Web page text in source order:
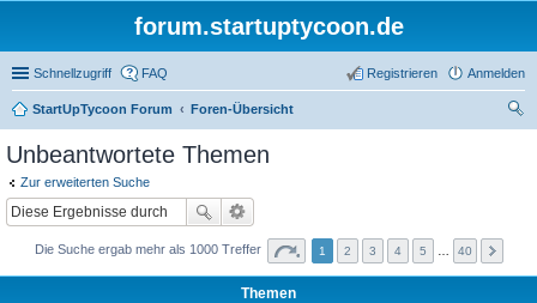
forum.startuptycoon.de
Schnellzugriff FAQ Anmelden
Registrieren
StartUpTycoon Forum
Foren-Übersicht
Unbeantwortete Themen
Zur erweiterten Suche
Die Suche ergab mehr als 1000 Treffer 1 2 3 4 5 40
Themen